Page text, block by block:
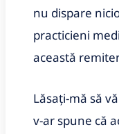
nu dispare
practicieni
această
Lăsați-mă să
v-ar spune că